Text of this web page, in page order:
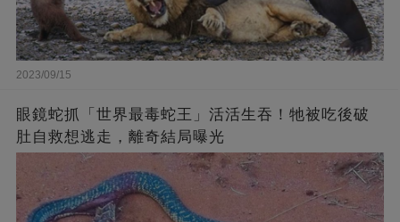
2023/09/15
眼鏡蛇抓「世界最毒蛇王」活活生吞！牠被吃後破
肚自救想逃走，離奇結局曝光